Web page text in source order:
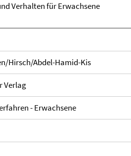
Verhalten für Erwachsene
Hirsch/Abdel-Hamid-Kis
Verlag
- Erwachsene